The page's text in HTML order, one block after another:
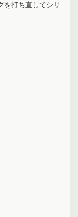
を打ち直してシリ